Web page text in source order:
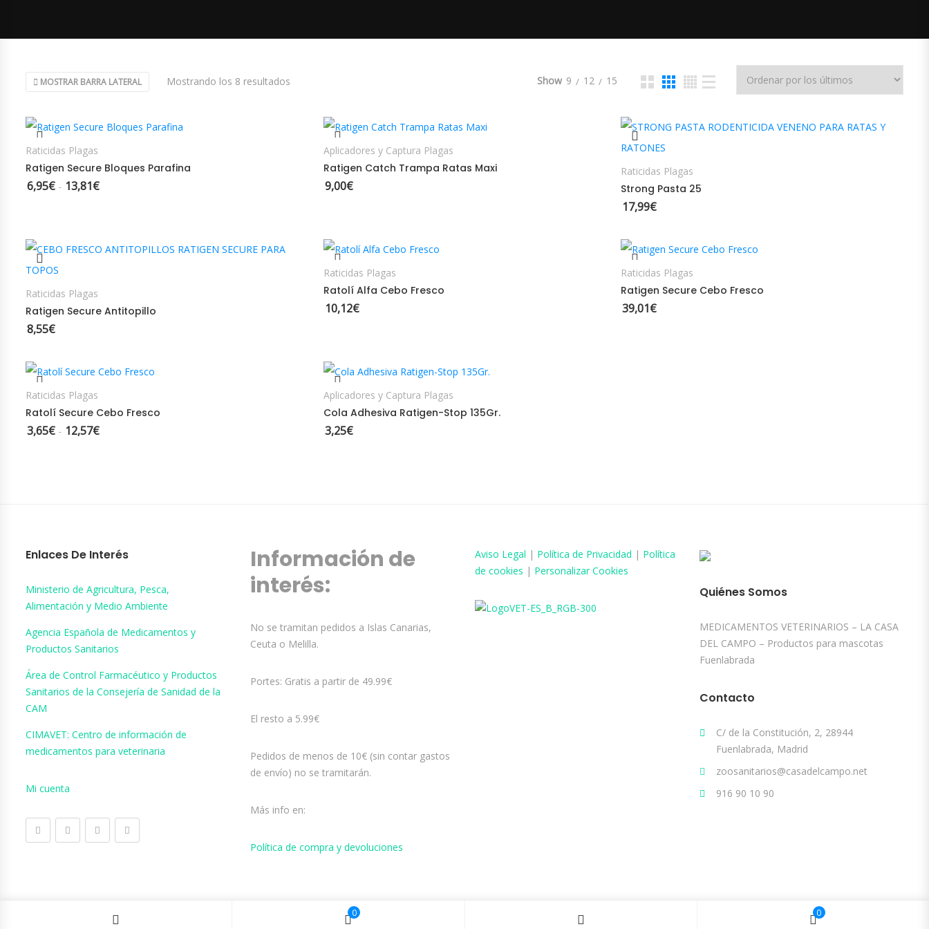
MOSTRAR BARRA LATERAL Mostrando los 8 resultados Show 9 12 15
Raticidas Plagas
Ratigen Secure Bloques Parafina
6,95€ - 13,81€
Aplicadores y Captura Plagas
Ratigen Catch Trampa Ratas Maxi
9,00€
Raticidas Plagas
Strong Pasta 25
17,99€
Raticidas Plagas
Ratigen Secure Antitopillo
8,55€
Raticidas Plagas
Ratolí Alfa Cebo Fresco
10,12€
Raticidas Plagas
Ratigen Secure Cebo Fresco
39,01€
Raticidas Plagas
Ratolí Secure Cebo Fresco
3,65€ - 12,57€
Aplicadores y Captura Plagas
Cola Adhesiva Ratigen-Stop 135Gr.
3,25€
0 0
Enlaces De Interés
Ministerio de Agricultura, Pesca,
Alimentación y Medio Ambiente
Agencia Española de Medicamentos y
Productos Sanitarios
Área de Control Farmacéutico y Productos
Sanitarios de la Consejería de Sanidad de la
CAM
CIMAVET: Centro de información de
medicamentos para veterinaria
Mi cuenta
Información de
interés:
No se tramitan pedidos a Islas Canarias,
Ceuta o Melilla.
Portes: Gratis a partir de 49.99€
El resto a 5.99€
Pedidos de menos de 10€ (sin contar gastos
de envío) no se tramitarán.
Más info en:
Política de compra y devoluciones
Aviso Legal | Política de Privacidad | Política
de cookies | Personalizar Cookies
Quiénes Somos
MEDICAMENTOS VETERINARIOS – LA CASA
DEL CAMPO – Productos para mascotas
Fuenlabrada
Contacto
C/ de la Constitución, 2, 28944
Fuenlabrada, Madrid
zoosanitarios@casadelcampo.net
916 90 10 90